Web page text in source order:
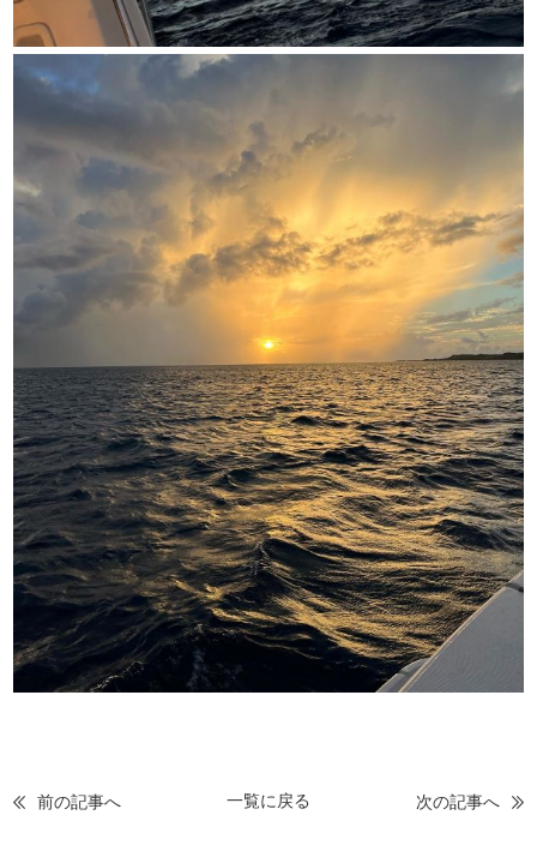
前の記事へ 一覧に戻る 次の記事へ